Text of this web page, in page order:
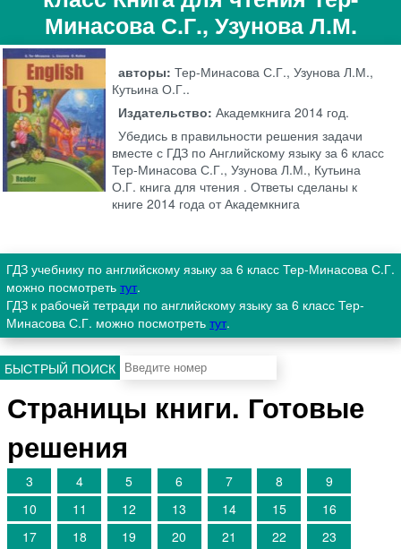
Минасова С.Г., Узунова Л.М.
авторы:Тер-Минасова С.Г., Узунова Л.М.,
Кутьина О.Г..
Издательство:Академкнига 2014 год.
Убедись в правильности решения задачи
вместе с ГДЗ по Английскому языку за 6 класс
Тер-Минасова С.Г., Узунова Л.М., Кутьина
О.Г. книга для чтения . Ответы сделаны к
книге 2014 года от Академкнига
ГДЗ учебнику по английскому языку за 6 класс Тер-Минасова С.Г.
можно посмотреть тут.
ГДЗ к рабочей тетради по английскому языку за 6 класс Тер-
Минасова С.Г. можно посмотреть тут.
БЫСТРЫЙ ПОИСК
Страницы книги. Готовые
решения
3 4 5 6 7 8
9
10
11 12 13 14 15
16
17
18 19 20 21 22 23